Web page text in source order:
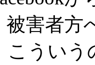
被害者
こうい